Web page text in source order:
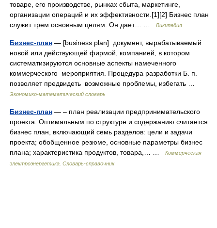
товаре, его производстве, рынках сбыта, маркетинге,
организации операций и их эффективности.[1][2] Бизнес план
служит трем основным целям: Он дает… …
Википедия
Бизнес-план — [business plan] документ, вырабатываемый
новой или действующей фирмой, компанией, в котором
систематизируются основные аспекты намеченного
коммерческого мероприятия. Процедура разработки Б. п.
позволяет предвидеть возможные проблемы, избегать …
Экономико-математический словарь
Бизнес-план — – план реализации предпринимательского
проекта. Оптимальным по структуре и содержанию считается
бизнес план, включающий семь разделов: цели и задачи
проекта; обобщенное резюме, основные параметры бизнес
плана; характеристика продуктов, товара,… …
Коммерческая
электроэнергетика. Словарь-справочник